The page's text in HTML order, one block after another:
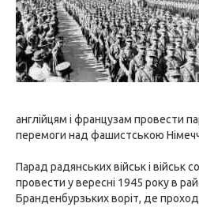
англійцям і французам провести
перемоги над фашистською
Парад радянських військ і військ
провести у вересні 1945 року в
Бранденбурзьких воріт, де